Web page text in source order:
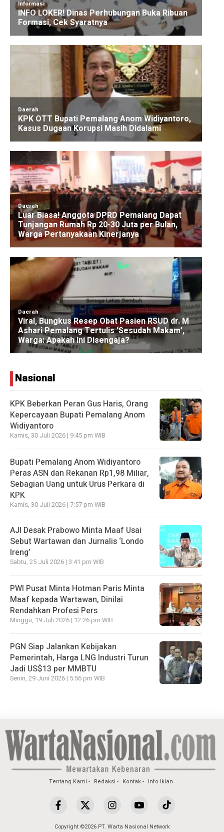
Nasional
KPK Beberkan Peran Gus Haris, Orang
Kepercayaan Bupati Pemalang Anom
Widiyantoro
Kamis, 30 Juli 2026 | 9:45 pm WIB
Bupati Pemalang Anom Widiyantoro
Peras ASN dan Rekanan Rp1,98 Miliar,
Sebagian Uang untuk Urus Perkara di
KPK
Kamis, 30 Juli 2026 | 7:57 pm WIB
AJI Desak Prabowo Minta Maaf Usai
Sebut Wartawan dan Jurnalis ‘Londo
Ireng’
Sabtu, 25 Juli 2026 | 3:41 pm WIB
PWI Pusat Minta Hotman Paris Minta
Maaf kepada Wartawan, Dinilai
Rendahkan Profesi Pers
Minggu, 19 Juli 2026 | 12:26 pm WIB
PGN Siap Jalankan Kebijakan
Pemerintah, Harga LNG Industri Turun
Jadi US$13 per MMBTU
Senin, 29 Juni 2026 | 5:56 pm WIB
Tentang Kami Redaksi Kontak Info Iklan
Copyright ©2026 PT. Warta Nasional Network